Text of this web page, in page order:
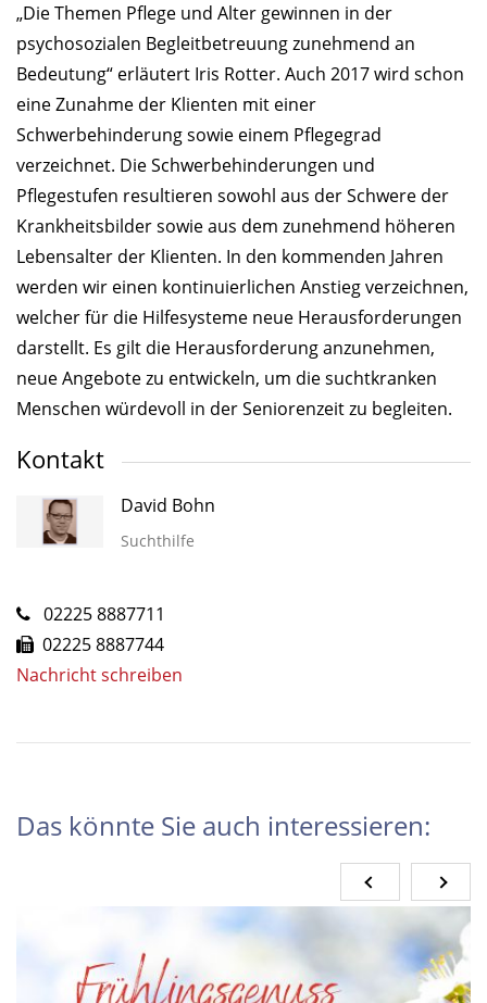
„Die Themen Pflege und Alter gewinnen in der
psychosozialen Begleitbetreuung zunehmend an
Bedeutung“ erläutert Iris Rotter. Auch 2017 wird schon
eine Zunahme der Klienten mit einer
Schwerbehinderung sowie einem Pflegegrad
verzeichnet. Die Schwerbehinderungen und
Pflegestufen resultieren sowohl aus der Schwere der
Krankheitsbilder sowie aus dem zunehmend höheren
Lebensalter der Klienten. In den kommenden Jahren
werden wir einen kontinuierlichen Anstieg verzeichnen,
welcher für die Hilfesysteme neue Herausforderungen
darstellt. Es gilt die Herausforderung anzunehmen,
neue Angebote zu entwickeln, um die suchtkranken
Menschen würdevoll in der Seniorenzeit zu begleiten.
Kontakt
David Bohn
Suchthilfe
02225 8887711
02225 8887744
Nachricht schreiben
Das könnte Sie auch interessieren: